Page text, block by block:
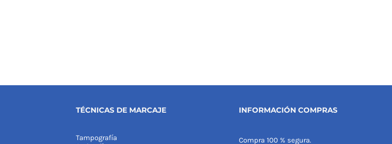
TÉCNICAS DE MARCAJE
Tampografía
INFORMACIÓN COMPRAS
Compra 100 % segura.